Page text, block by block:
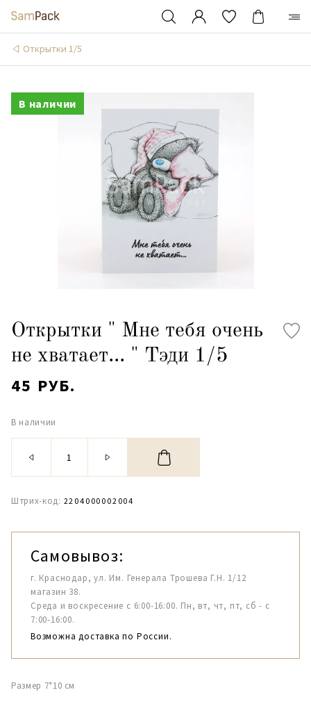
Открытки 1/5
В наличии
Открытки " Мне тебя очень
не хватает... " Тэди 1/5
45 РУБ.
В наличии
Штрих-код: 2204000002004
Самовывоз:
г. Краснодар, ул. Им. Генерала Трошева Г.Н. 1/12
магазин 38.
Среда и воскресение с 6:00-16:00. Пн, вт, чт, пт, сб - с
7:00-16:00.
Возможна доставка по России.
Размер 7*10 см